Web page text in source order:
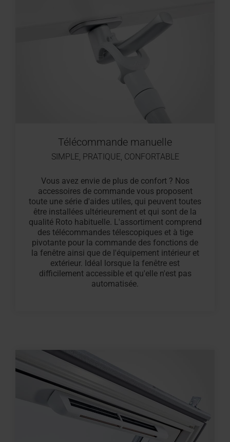
Télécommande manuelle
SIMPLE, PRATIQUE, CONFORTABLE
Vous avez envie de plus de confort ? Nos
accessoires de commande vous proposent
toute une série d'aides utiles, qui peuvent toutes
être installées ultérieurement et qui sont de la
qualité Roto habituelle. L'assortiment comprend
des télécommandes télescopiques et à tige
pivotante pour la commande des fonctions de
la fenêtre ainsi que de l'équipement intérieur et
extérieur. Idéal lorsque la fenêtre est
difficilement accessible et qu'elle n'est pas
automatisée.